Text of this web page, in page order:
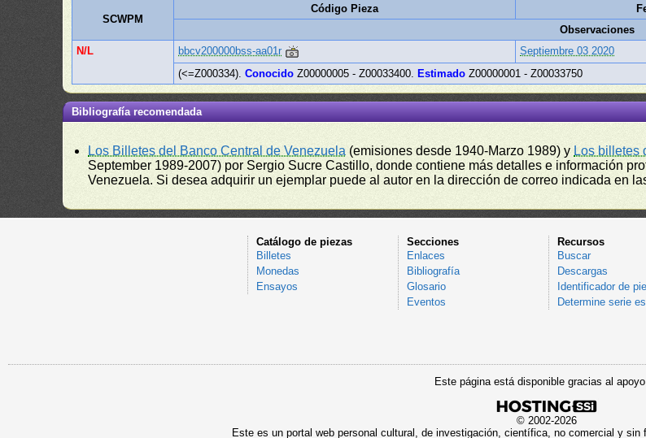
SCWPM
Código Pieza
Observaciones
N/L
bbcv200000bss-aa01r Septiembre 03 2020
(<=Z000334).Conocido Z00000005 - Z00033400. Estimado Z00000001 - Z00033750
Bibliografía recomendada
Los Billetes del Banco Central de Venezuela (emisiones desde 1940-Marzo 1989) y Los billetes
September 1989-2007) por Sergio Sucre Castillo, donde contiene más detalles e información
Venezuela. Si desea adquirir un ejemplar puede al autor en la dirección de correo indicada en
Catálogo de piezas
Billetes
Monedas
Ensayos
Secciones
Enlaces
Bibliografía
Glosario
Eventos
Recursos
Buscar
Descargas
Identificador de
Determine serie
Este página está disponible gracias al
© 2002-2026
Este es un portal web personal cultural, de investigación, científica, no comercial y sin